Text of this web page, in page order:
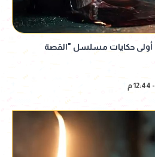
حكايات مسلسل "القصة